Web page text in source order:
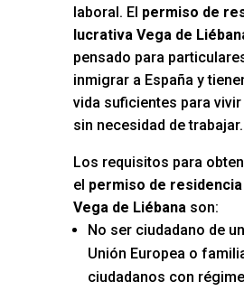
laboral. El permiso de
lucrativa Vega de
pensado para
inmigrar a España y
vida suficientes para vivir
sin necesidad de trabajar.
Los requisitos para
el permiso de
Vega de Liébanason:
No ser ciudadano de
Unión Europea o
ciudadanos con